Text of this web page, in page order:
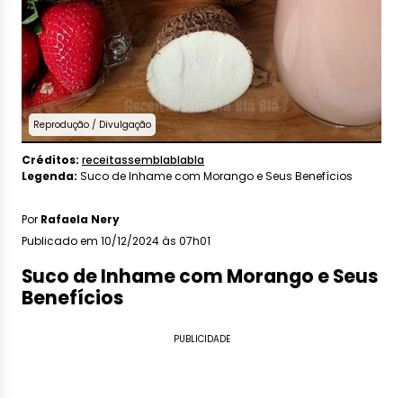
Reprodução / Divulgação
Créditos: receitassemblablabla
Legenda: Suco de Inhame com Morango e Seus Benefícios
Por Rafaela Nery
Publicado em 10/12/2024 às 07h01
Suco de Inhame com Morango e Seus
Benefícios
PUBLICIDADE